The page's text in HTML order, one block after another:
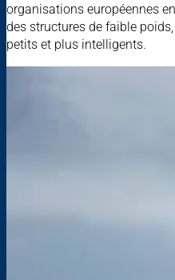
organisations européennes
des structures de faible
petits et plus intelligents.